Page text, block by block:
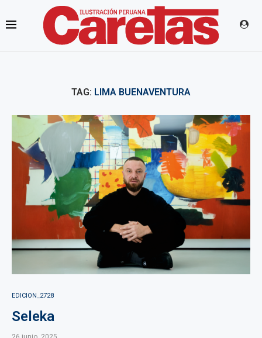
TAG: LIMA BUENAVENTURA
EDICION_2728
Seleka